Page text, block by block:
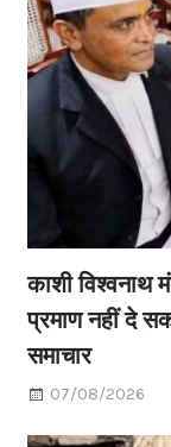
काशी विश्वनाथ
प्रमाण नहीं दे
समाचार
07/08/2026